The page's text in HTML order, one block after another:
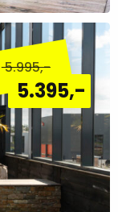
5.995,-
5.395,-